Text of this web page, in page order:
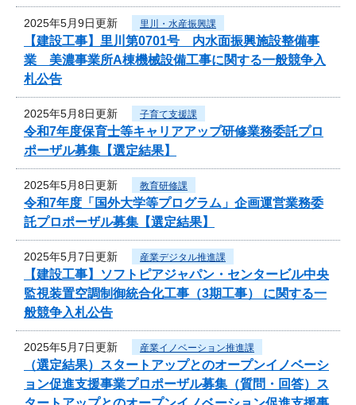
2025年5月9日更新 里川・水産振興課
【建設工事】里川第0701号 内水面振興施設整備事
業 美濃事業所A棟機械設備工事に関する一般競争入
札公告
2025年5月8日更新 子育て支援課
令和7年度保育士等キャリアアップ研修業務委託プロ
ポーザル募集【選定結果】
2025年5月8日更新 教育研修課
令和7年度「国外大学等プログラム」企画運営業務委
託プロポーザル募集【選定結果】
2025年5月7日更新 産業デジタル推進課
【建設工事】ソフトピアジャパン・センタービル中央
監視装置空調制御統合化工事（3期工事） に関する一
般競争入札公告
2025年5月7日更新 産業イノベーション推進課
（選定結果）スタートアップとのオープンイノベーシ
ョン促進支援事業プロポーザル募集（質問・回答）ス